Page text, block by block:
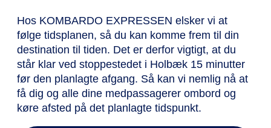
Hos KOMBARDO EXPRESSEN elsker vi at
følge tidsplanen, så du kan komme frem til din
destination til tiden. Det er derfor vigtigt, at du
står klar ved stoppestedet i Holbæk 15 minutter
før den planlagte afgang. Så kan vi nemlig nå at
få dig og alle dine medpassagerer ombord og
køre afsted på det planlagte tidspunkt.